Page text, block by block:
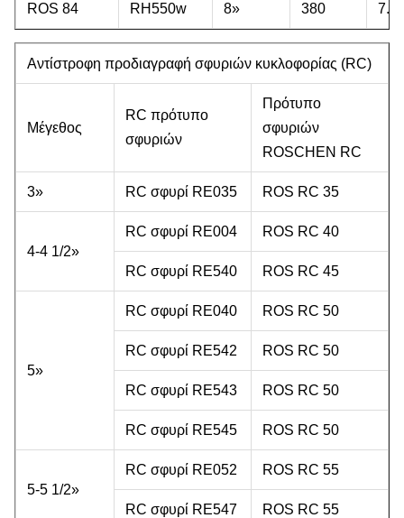
ROS 84 RH550w 8» 380
Αντίστροφη προδιαγραφή σφυριών κυκλοφορίας (RC)
Μέγεθος
RC πρότυπο
σφυριών
Πρότυπο
σφυριών
ROSCHEN RC
3» RC σφυρί RE035 ROS RC 35
4-4 1/2»
RC σφυρί RE004 ROS RC 40
RC σφυρί RE540 ROS RC 45
5»
RC σφυρί RE040 ROS RC 50
RC σφυρί RE542 ROS RC 50
RC σφυρί RE543 ROS RC 50
RC σφυρί RE545 ROS RC 50
5-5 1/2»
RC σφυρί RE052 ROS RC 55
RC σφυρί RE547 ROS RC 55